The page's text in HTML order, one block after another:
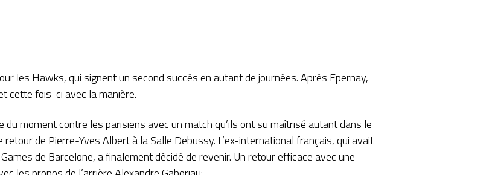
les Hawks, qui signent un second succès en autant de journées. Après Epernay,
cette fois-ci avec la manière.
moment contre les parisiens avec un match qu’ils ont su maîtrisé autant dans le
de Pierre-Yves Albert à la Salle Debussy. L’ex-international français, qui avait
de Barcelone, a finalement décidé de revenir. Un retour efficace avec une